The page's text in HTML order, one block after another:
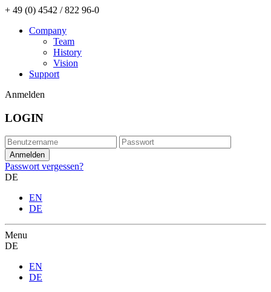
+ 49 (0) 4542 / 822 96-0
Company
Team
History
Vision
Support
Anmelden
LOGIN
Passwort vergessen?
DE
EN
DE
Menu
DE
EN
DE